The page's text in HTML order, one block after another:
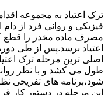
ترک اعتیاد به مجموعه
فیزیکی و روانی فرد از دام
مصرف ماده مخدر را قطع
اعتیاد برسد.پس از طی
اصلی ترین مرحله ترک
طول می کشد و با نظر
شود،برنامه های تفریحی
این مرحله در دستور کار